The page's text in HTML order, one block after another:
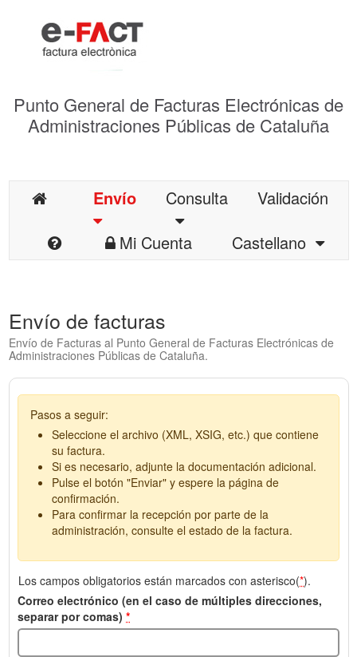
Punto General de Facturas Electrónicas de
Administraciones Públicas de Cataluña
Envío Consulta
Validación
Mi Cuenta
Castellano
Envío de facturas
Envío de Facturas al Punto General de Facturas Electrónicas de
Administraciones Públicas de Cataluña.
Pasos a seguir:
Seleccione el archivo (XML, XSIG, etc.) que contiene
su factura.
Si es necesario, adjunte la documentación adicional.
Pulse el botón "Enviar" y espere la página de
confirmación.
Para confirmar la recepción por parte de la
administración, consulte el estado de la factura.
Los campos obligatorios están marcados con asterisco(*).
Correo electrónico (en el caso de múltiples direcciones,
separar por comas) *